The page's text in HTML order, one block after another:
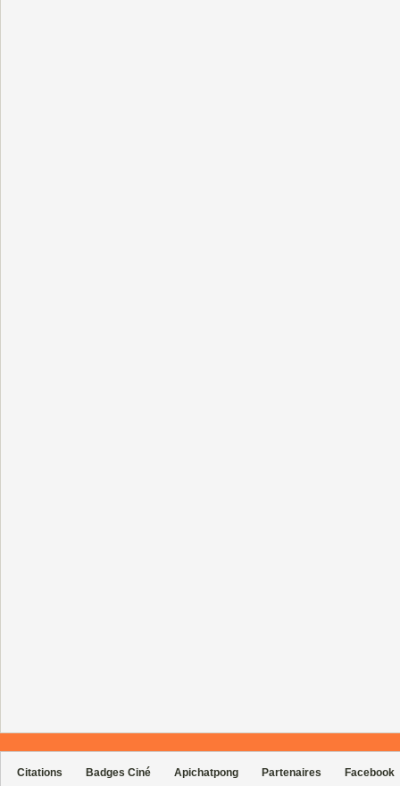
Citations Badges Ciné Apichatpong Partenaires Facebook